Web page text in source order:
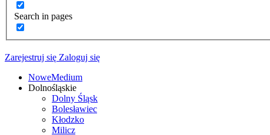
Search in pages
Zarejestruj się Zaloguj się
NoweMedium
Dolnośląskie
Dolny Śląsk
Bolesławiec
Kłodzko
Milicz